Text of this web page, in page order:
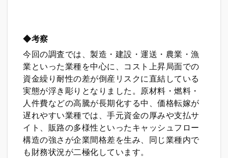
◆考察
今回の調査では、製造・建設・運送・農業・漁
業といった業種を中心に、コスト上昇局面での
資金繰り耐性の差が倒産リスクに直結している
実態が浮き彫りとなりました。原材料・燃料・
人件費などの高騰が長期化する中、価格転嫁が
遅れやすい業種では、手元資金の厚みや支払サ
イト、販路の多様性といったキャッシュフロー
構造の強さが企業間格差を生み、同じ業種内で
も財務状況が二極化しています。